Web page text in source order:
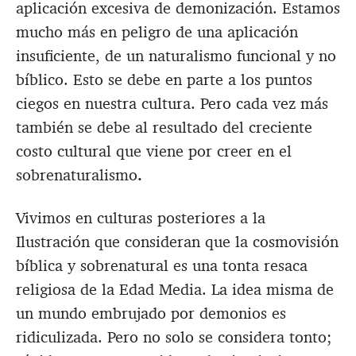
aplicación excesiva de demonización. Estamos
mucho más en peligro de una aplicación
insuficiente, de un naturalismo funcional y no
bíblico. Esto se debe en parte a los puntos
ciegos en nuestra cultura. Pero cada vez más
también se debe al resultado del creciente
costo cultural que viene por creer en el
sobrenaturalismo.
Vivimos en culturas posteriores a la
Ilustración que consideran que la cosmovisión
bíblica y sobrenatural es una tonta resaca
religiosa de la Edad Media. La idea misma de
un mundo embrujado por demonios es
ridiculizada. Pero no solo se considera tonto;